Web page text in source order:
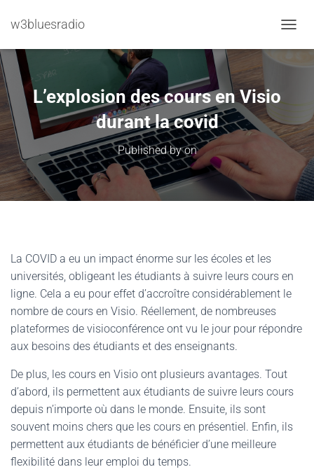
w3bluesradio
L’explosion des cours en Visio
durant la covid
Published byon
La COVID a eu un impact énorme sur les écoles et les
universités, obligeant les étudiants à suivre leurs cours en
ligne. Cela a eu pour effet d’accroître considérablement le
nombre de cours en Visio. Réellement, de nombreuses
plateformes de visioconférence ont vu le jour pour répondre
aux besoins des étudiants et des enseignants.
De plus, les cours en Visio ont plusieurs avantages. Tout
d’abord, ils permettent aux étudiants de suivre leurs cours
depuis n’importe où dans le monde. Ensuite, ils sont
souvent moins chers que les cours en présentiel. Enfin, ils
permettent aux étudiants de bénéficier d’une meilleure
flexibilité dans leur emploi du temps.